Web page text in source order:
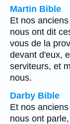
Martin Bible
Et nos
nous ont dit
vous de la
devant d'eux,
serviteurs, et
nous.
Darby Bible
Et nos
nous ont